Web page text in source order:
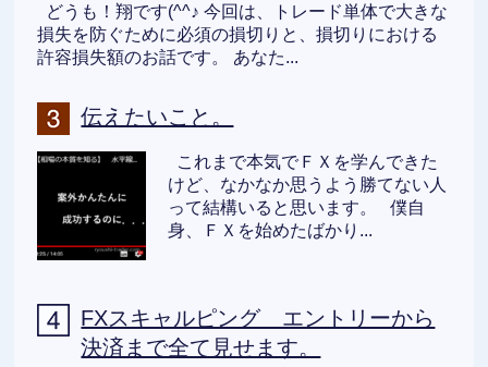
どうも！翔です(^^♪ 今回は、トレード単体で大きな
損失を防ぐために必須の損切りと、損切りにおける
許容損失額のお話です。 あなた...
伝えたいこと。
これまで本気でＦＸを学んできた
けど、なかなか思うよう勝てない人
って結構いると思います。 僕自
身、ＦＸを始めたばかり...
FXスキャルピング エントリーから
決済まで全て見せます。